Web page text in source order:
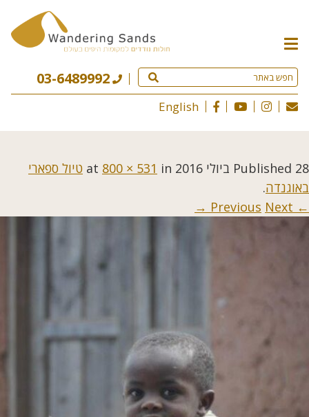
תפריט
האתר
03-6489992
English
Published 28 ביולי 2016 800 × 531 in
טיול ספארי
באוגנדה.
← Previous
Next →